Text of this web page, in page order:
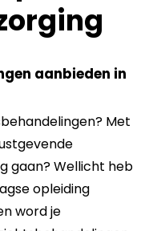
aanbieden in
Met
gaan? Wellicht heb
opleiding
word je